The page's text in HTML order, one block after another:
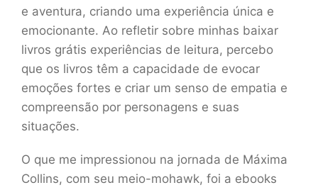
e aventura, criando uma experiência única e
emocionante. Ao refletir sobre minhas baixar
livros grátis experiências de leitura, percebo
que os livros têm a capacidade de evocar
emoções fortes e criar um senso de empatia e
compreensão por personagens e suas
situações.
O que me impressionou na jornada de Máxima
Collins, com seu meio-mohawk, foi a ebooks